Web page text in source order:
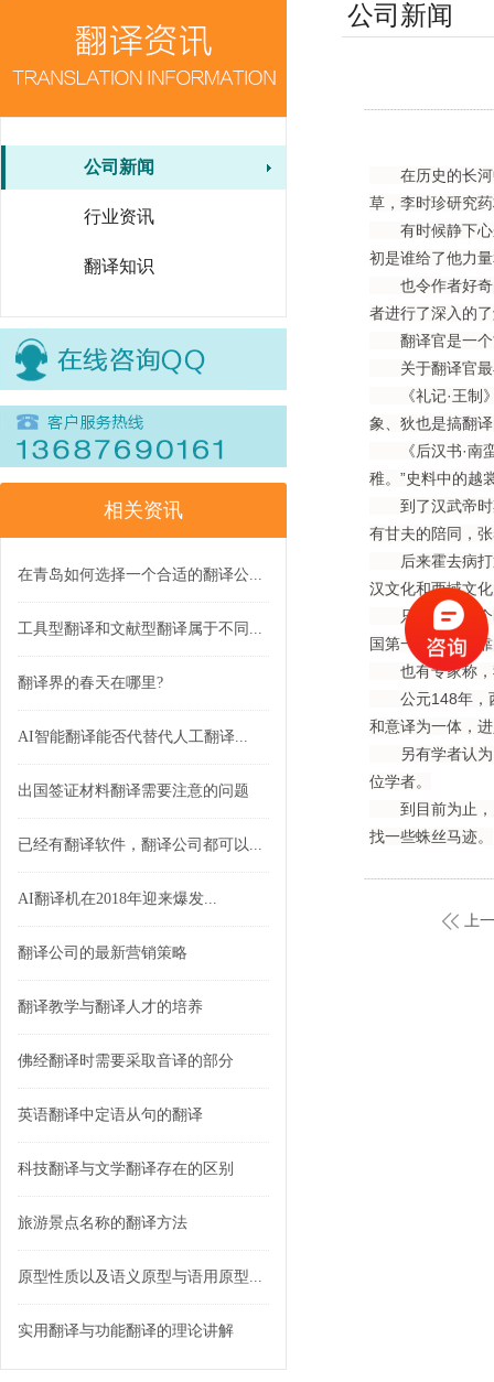
公司新闻
行业资讯
翻译知识
相关资讯
在青岛如何选择一个合适的翻译公...
工具型翻译和文献型翻译属于不同...
翻译界的春天在哪里?
AI智能翻译能否代替代人工翻译...
出国签证材料翻译需要注意的问题
已经有翻译软件，翻译公司都可以...
AI翻译机在2018年迎来爆发...
翻译公司的最新营销策略
翻译教学与翻译人才的培养
佛经翻译时需要采取音译的部分
英语翻译中定语从句的翻译
科技翻译与文学翻译存在的区别
旅游景点名称的翻译方法
原型性质以及语义原型与语用原型...
实用翻译与功能翻译的理论讲解
公司新闻
在历史的长河
草，李时珍研究
有时候静下心
初是谁给了他力
也令作者好奇
者进行了深入的
翻译官是一个
关于翻译官最
《礼记·王制》
象、狄也是搞翻
《后汉书·南蛮
稚。”史料中的越
到了汉武帝时
有甘夫的陪同，
后来霍去病打
汉文化和西域文
只是由于那个
国第一个有据可
也有专家称，
公元148年，西
和意译为一体，
另有学者认为
位学者。
到目前为止，
找一些蛛丝马迹。
上